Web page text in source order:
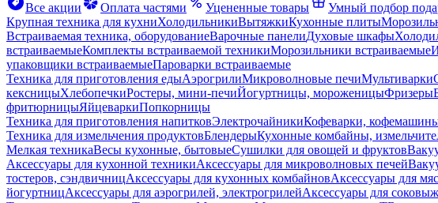
Все акции
Оплата частями Уцененные товары Умный подбор
Крупная техника для кухниХолодильникиВытяжкиКухонные плиты
Встраиваемая техника, оборудованиеВарочные панелиДуховые шкафы
встраиваемыеКомплекты встраиваемой техникиМорозильники встраиваемые
упаковщики встраиваемыеПароварки встраиваемые
Техника для приготовления едыАэрогрилиМикроволновые печиМультиварки
кексницыХлебопечкиРостеры, мини-печиЙогуртницы, мороженицыФризеры
фритюрницыЯйцеваркиПопкорницы
Техника для приготовления напитковЭлектрочайникиКофеварки,
Техника для измельчения продуктовБлендерыКухонные комбайны,
Мелкая техникаВесы кухонные, бытовыеСушилки для овощей и фруктов
Аксессуары для кухонной техникиАксессуары для микроволновых печей
тостеров, сэндвичницАксессуары для кухонных комбайновАксессуары для
йогуртницАксессуары для аэрогрилей, электрогрилейАксессуары для